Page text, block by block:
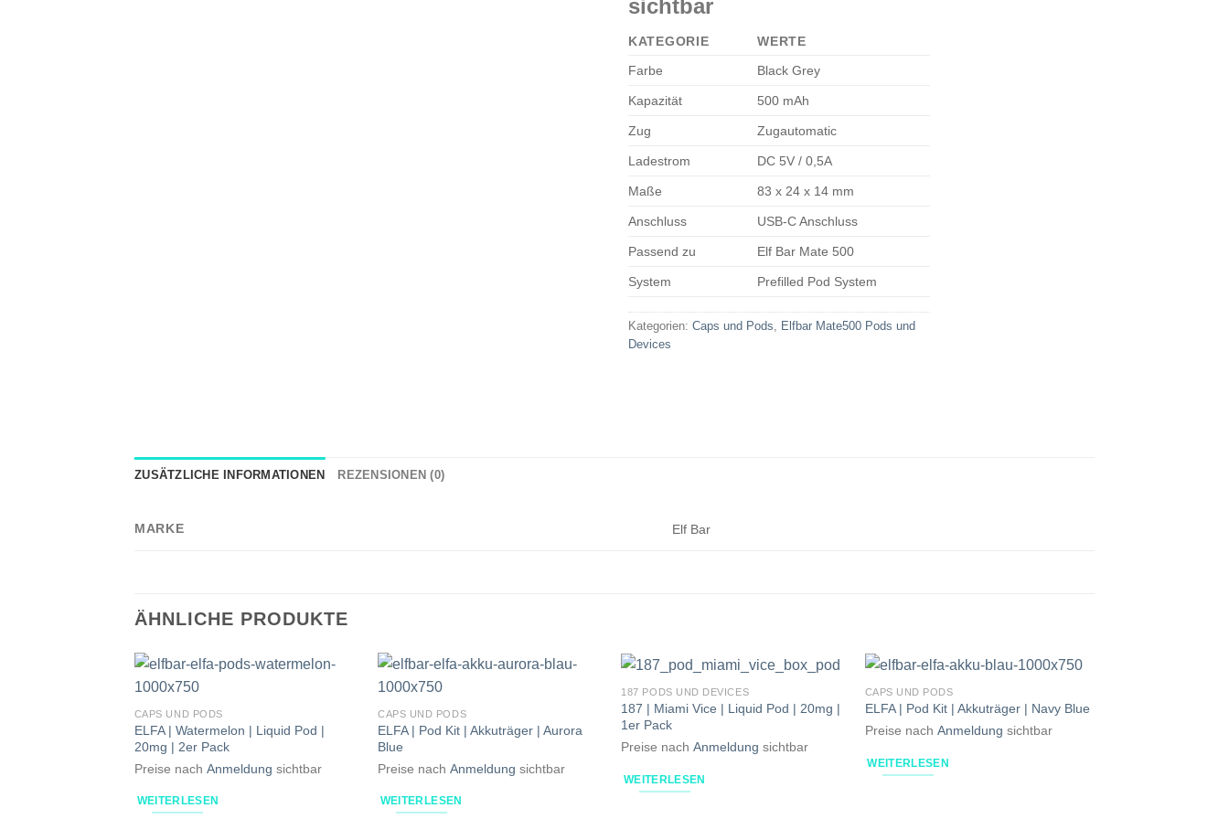
sichtbar
KATEGORIE
WERTE
Farbe
Black Grey
Kapazität 500 mAh
Zug Zugautomatic
Ladestrom DC 5V / 0,5A
Maße 83 x 24 x 14 mm
Anschluss USB-C Anschluss
Passend zu Elf Bar Mate 500
System Prefilled Pod System
Kategorien: Caps und Pods
Elfbar Mate500 Pods und
Devices
ZUSÄTZLICHE INFORMATIONEN REZENSIONEN (0)
MARKE Elf Bar
ÄHNLICHE PRODUKTE
CAPS UND PODS
ELFA | Watermelon | Liquid Pod |
20mg | 2er Pack
Preise nach Anmeldung sichtbar
WEITERLESEN
CAPS UND PODS
ELFA | Pod Kit | Akkuträger | Aurora
Blue
Preise nachAnmeldung sichtbar
WEITERLESEN
187 PODS UND DEVICES
187 | Miami Vice | Liquid Pod | 20mg |
1er Pack
Preise nachAnmeldung sichtbar
WEITERLESEN
CAPS UND PODS
ELFA | Pod Kit | Akkuträger | Navy Blue
Preise nach Anmeldung sichtbar
WEITERLESEN